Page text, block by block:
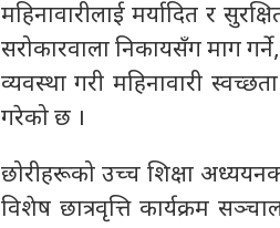
महिनावारीलाई मर्यादित र
सरोकारवाला निकायसँग माग
व्यवस्था गरी महिनावारी
गरेको छ ।
छोरीहरूको उच्च शिक्षा
विशेष छात्रवृत्ति कार्यक्रम